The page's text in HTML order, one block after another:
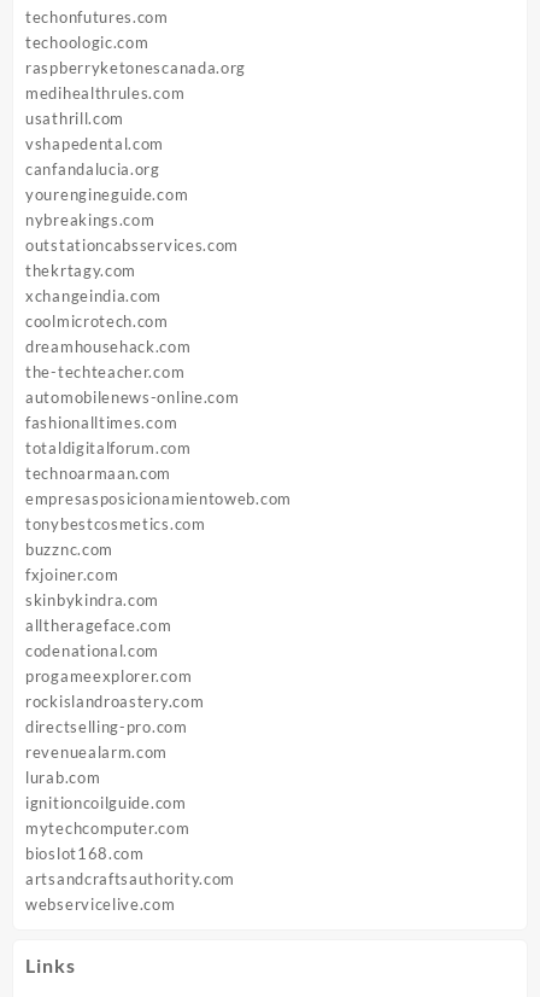
techonfutures.com
techoologic.com
raspberryketonescanada.org
medihealthrules.com
usathrill.com
vshapedental.com
canfandalucia.org
yourengineguide.com
nybreakings.com
outstationcabsservices.com
thekrtagy.com
xchangeindia.com
coolmicrotech.com
dreamhousehack.com
the-techteacher.com
automobilenews-online.com
fashionalltimes.com
totaldigitalforum.com
technoarmaan.com
empresasposicionamientoweb.com
tonybestcosmetics.com
buzznc.com
fxjoiner.com
skinbykindra.com
alltherageface.com
codenational.com
progameexplorer.com
rockislandroastery.com
directselling-pro.com
revenuealarm.com
lurab.com
ignitioncoilguide.com
mytechcomputer.com
bioslot168.com
artsandcraftsauthority.com
webservicelive.com
Links